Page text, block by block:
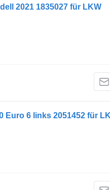
2021 1835027 für LKW
Euro 6 links 2051452 für